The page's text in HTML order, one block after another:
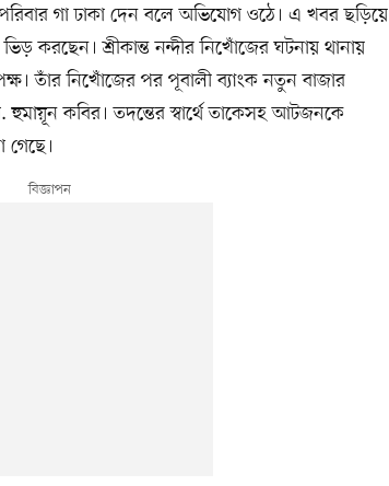
গা ঢাকা দেন বলে অভিযোগ ওঠে। এ খবর ছড়িয়ে
করছেন। শ্রীকান্ত নন্দীর নিখোঁজের ঘটনায় থানায়
তাঁর নিখোঁজের পর পূবালী ব্যাংক নতুন বাজার
হুমায়ূন কবির। তদন্তের স্বার্থে তাকেসহ আটজনকে
গেছে।